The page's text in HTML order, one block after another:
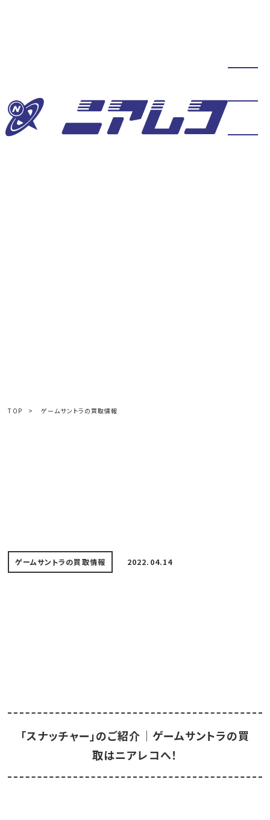
TOP > ゲームサントラの買取情報
ゲームサントラの買取情報 2022.04.14
「スナッチャー」のご紹介｜ゲームサントラの買
取はニアレコへ！